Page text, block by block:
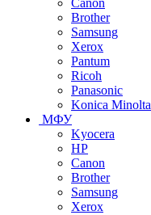
Canon
Brother
Samsung
Xerox
Pantum
Ricoh
Panasonic
Konica Minolta
МФУ
Kyocera
HP
Canon
Brother
Samsung
Xerox